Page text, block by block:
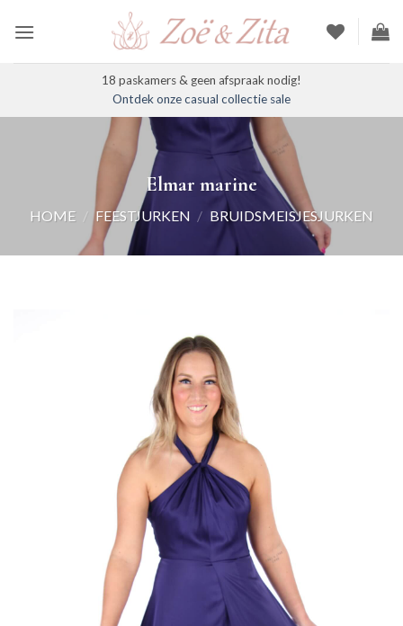
naar
18 paskamers & geen afspraak nodig!
Ontdek onze casual collectie sale
Elmar marine
HOME / FEESTJURKEN / BRUIDSMEISJESJURKEN